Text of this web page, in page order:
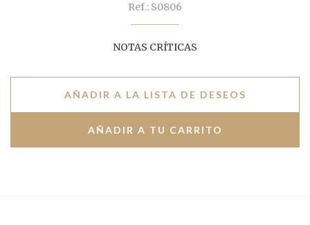
Ref.: S0806
NOTAS CRÍTICAS
AÑADIR A LA LISTA DE DESEOS